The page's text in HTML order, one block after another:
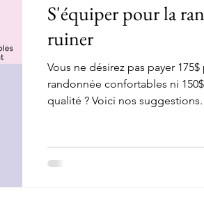
Saint-Jean Produits Conseils
S'équiper pour la
ruiner
Vous ne désirez pas payer
randonnée confortables ni
qualité ? Voici nos suggestions.